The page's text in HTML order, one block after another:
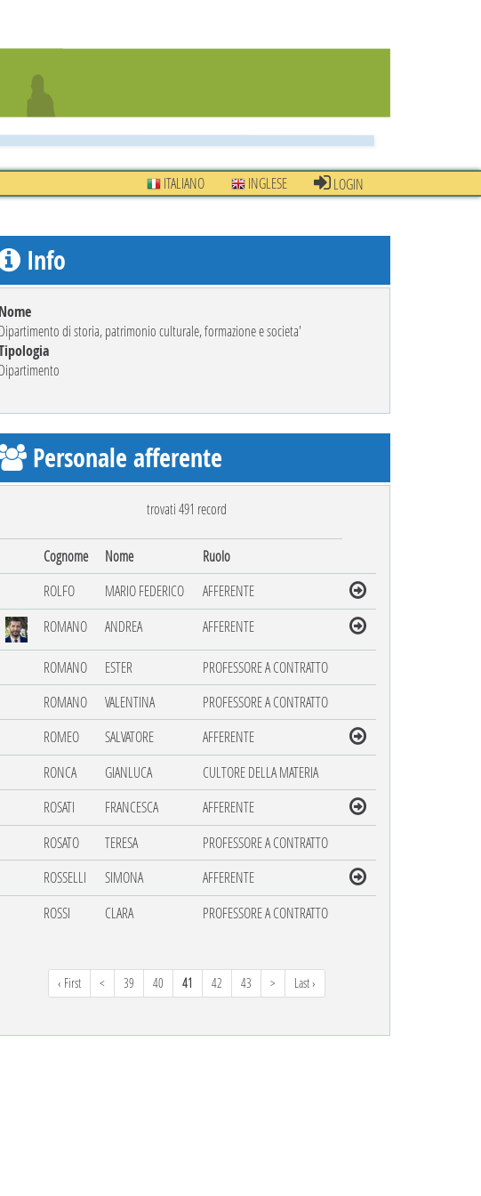
ITALIANO INGLESE LOGIN
Info
Nome
Dipartimento di storia, patrimonio culturale, formazione e societa'
Dipartimento
Personale afferente
trovati 491 record
Cognome Nome
Ruolo
ROLFO
MARIO FEDERICO
AFFERENTE
ROMANO
ANDREA AFFERENTE
ROMANO ESTER
PROFESSORE A CONTRATTO
ROMANO
VALENTINA
PROFESSORE A CONTRATTO
ROMEO
SALVATORE
AFFERENTE
RONCA
GIANLUCA
CULTORE DELLA MATERIA
ROSATI
FRANCESCA
AFFERENTE
ROSATO
TERESA
PROFESSORE A CONTRATTO
ROSSELLI
SIMONA
AFFERENTE
ROSSI
CLARA PROFESSORE A CONTRATTO
‹ First < 39 40 41 42 43 > Last ›